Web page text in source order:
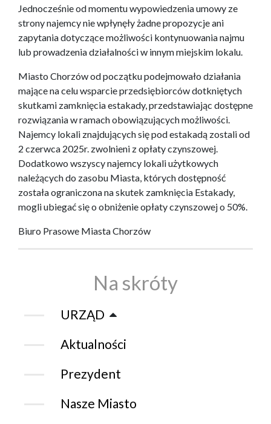
Jednocześnie od momentu wypowiedzenia umowy ze
strony najemcy nie wpłynęły żadne propozycje ani
zapytania dotyczące możliwości kontynuowania najmu
lub prowadzenia działalności w innym miejskim lokalu.
Miasto Chorzów od początku podejmowało działania
mające na celu wsparcie przedsiębiorców dotkniętych
skutkami zamknięcia estakady, przedstawiając dostępne
rozwiązania w ramach obowiązujących możliwości.
Najemcy lokali znajdujących się pod estakadą zostali od
2 czerwca 2025r. zwolnieni z opłaty czynszowej.
Dodatkowo wszyscy najemcy lokali użytkowych
należących do zasobu Miasta, których dostępność
została ograniczona na skutek zamknięcia Estakady,
mogli ubiegać się o obniżenie opłaty czynszowej o 50%.
Biuro Prasowe Miasta Chorzów
Na skróty
URZĄD
Aktualności
Prezydent
Nasze Miasto